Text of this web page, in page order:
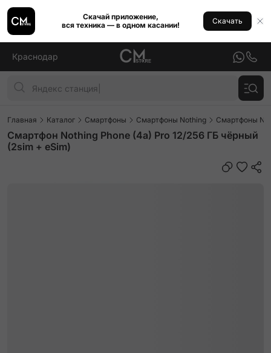
Скачай приложение,
вся техника — в одном касании!
Скачать
Краснодар
Главная Каталог Смартфоны Смартфоны Nothing Смартфоны
Смартфон Nothing Phone (4a) Pro 12/256 ГБ чёрный
(2sim + eSim)